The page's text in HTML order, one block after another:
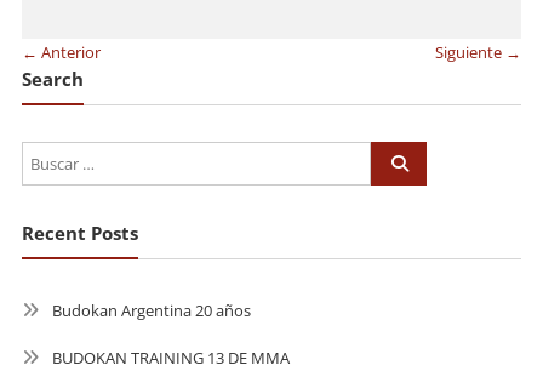
← Anterior Siguiente →
Search
Recent Posts
Budokan Argentina 20 años
BUDOKAN TRAINING 13 DE MMA